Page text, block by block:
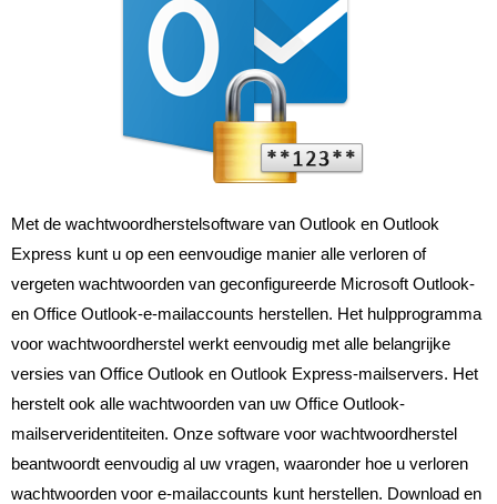
Met de wachtwoordherstelsoftware van Outlook en Outlook
Express kunt u op een eenvoudige manier alle verloren of
vergeten wachtwoorden van geconfigureerde Microsoft Outlook-
en Office Outlook-e-mailaccounts herstellen. Het hulpprogramma
voor wachtwoordherstel werkt eenvoudig met alle belangrijke
versies van Office Outlook en Outlook Express-mailservers. Het
herstelt ook alle wachtwoorden van uw Office Outlook-
mailserveridentiteiten. Onze software voor wachtwoordherstel
beantwoordt eenvoudig al uw vragen, waaronder hoe u verloren
wachtwoorden voor e-mailaccounts kunt herstellen. Download en